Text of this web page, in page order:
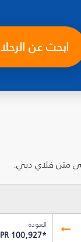
ابحث عن
متن فلاي دبي.
العودة
100,927*